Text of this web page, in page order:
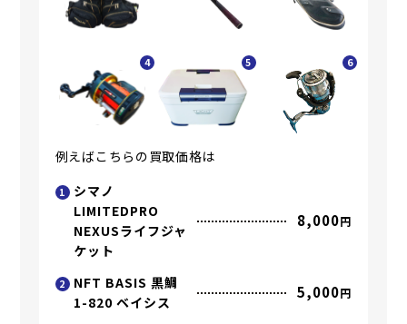
4 5 6
例えばこちらの買取価格は
1
シマノ
LIMITEDPRO
NEXUSライフジャ
ケット
8,000円
2
NFT BASIS 黒鯛
1-820 ベイシス
5,000円